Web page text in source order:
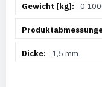
1,5 mm